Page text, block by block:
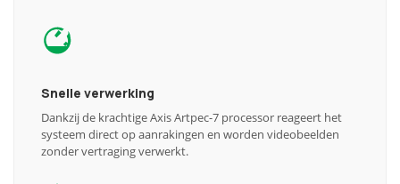
Snelle verwerking
Dankzij de krachtige Axis Artpec-7 processor reageert het
systeem direct op aanrakingen en worden videobeelden
zonder vertraging verwerkt.